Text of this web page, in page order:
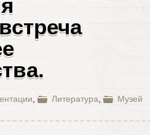
, Литература ,
Музей